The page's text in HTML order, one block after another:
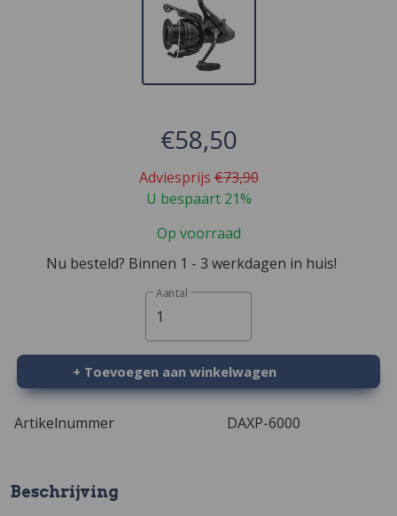
€58,50
Adviesprijs€73,90
U bespaart 21%
Op voorraad
Nu besteld? Binnen 1 - 3 werkdagen in huis!
Aantal
1
+ Toevoegen aan winkelwagen
Artikelnummer DAXP-6000
Beschrijving